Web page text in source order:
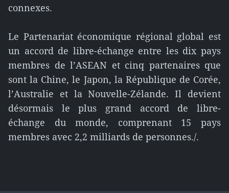
connexes.
Le Partenariat économique régional global est
un accord de libre-échange entre les dix pays
membres de l’ASEAN et cinq partenaires que
sont la Chine, le Japon, la République de Corée,
l’Australie et la Nouvelle-Zélande. Il devient
désormais le plus grand accord de libre-
échange du monde, comprenant 15 pays
membres avec 2,2 milliards de personnes./.